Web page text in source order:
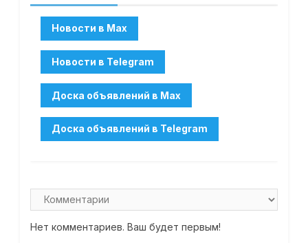
Нет комментариев. Ваш будет первым!